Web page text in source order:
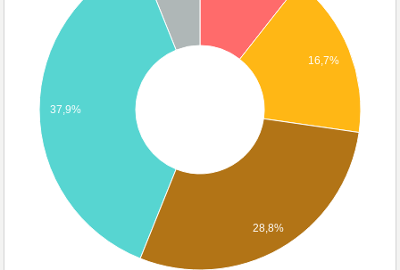
16,7%
37,9%
28,8%